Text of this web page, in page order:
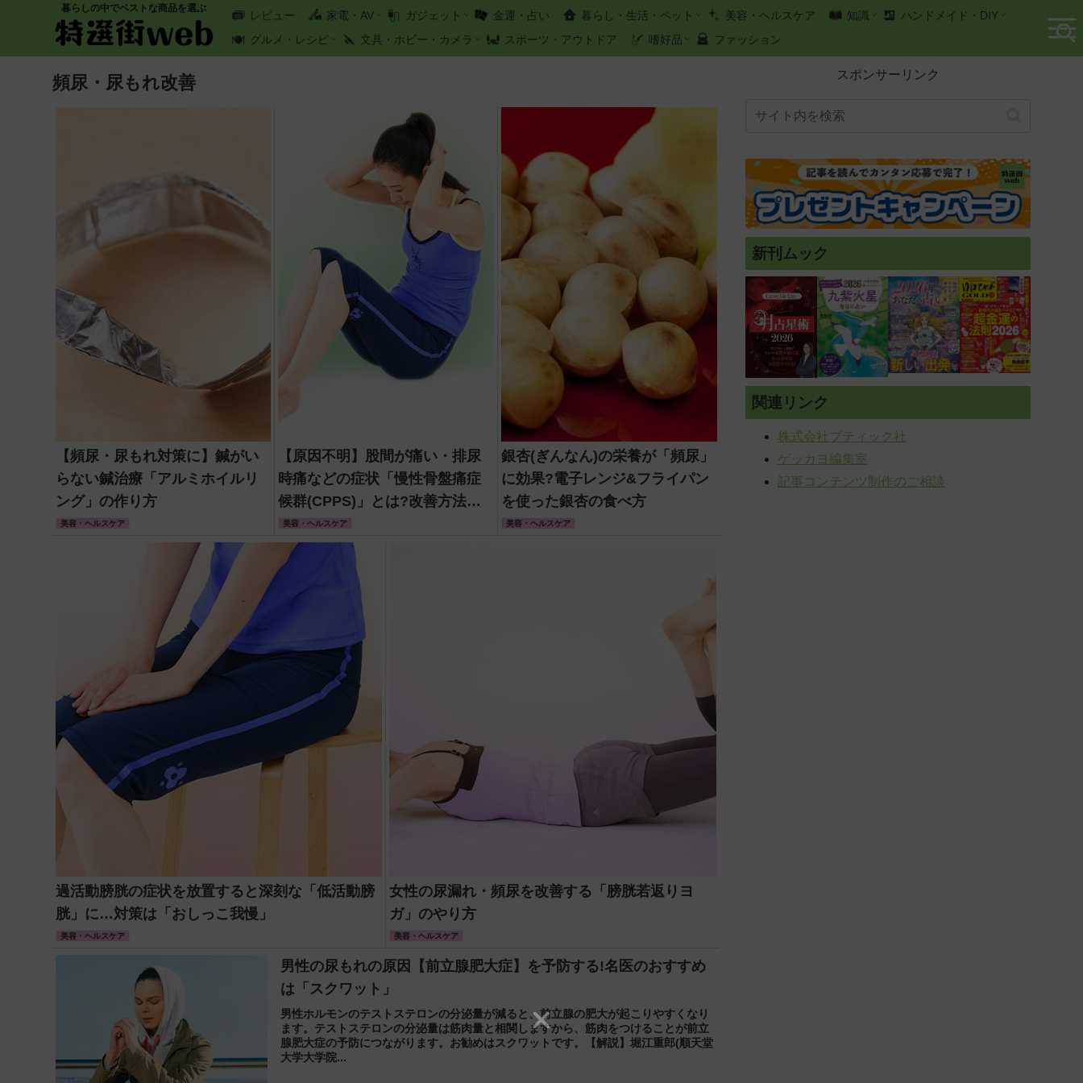
暮らしの中でベストな商品を選ぶ
レビュー 家電・AV ガジェット 金運・占い 暮らし・生活・ペット 美容・ヘルスケア 知識
ハンドメイド・DIY
グルメ・レシピ
文具・ホビー・カメラ スポーツ・アウトドア 嗜好品 ファッション
頻尿・尿もれ改善
【頻尿・尿もれ対策に】鍼がい
らない鍼治療「アルミホイルリ
ング」の作り方
美容・ヘルスケア
【原因不明】股間が痛い・排尿
時痛などの症状「慢性骨盤痛症
候群(CPPS)」とは?改善方法は
ある?
美容・ヘルスケア
銀杏(ぎんなん)の栄養が「頻尿」
に効果?電子レンジ&フライパン
を使った銀杏の食べ方
美容・ヘルスケア
過活動膀胱の症状を放置すると深刻な「低活動膀
胱」に…対策は「おしっこ我慢」
美容・ヘルスケア
女性の尿漏れ・頻尿を改善する「膀胱若返りヨ
ガ」のやり方
美容・ヘルスケア
男性の尿もれの原因【前立腺肥大症】を予防する!名医のおすすめ
は「スクワット」
男性ホルモンのテストステロンの分泌量が減ると、前立腺の肥大が起こりやすくなり
ます。テストステロンの分泌量は筋肉量と相関しますから、筋肉をつけることが前立
腺肥大症の予防につながります。お勧めはスクワットです。【解説】堀江重郎(順天堂
大学大学院...
スポンサーリンク
新刊ムック
関連リンク
株式会社ブティック社
ゲッカヨ編集室
記事コンテンツ制作のご相談